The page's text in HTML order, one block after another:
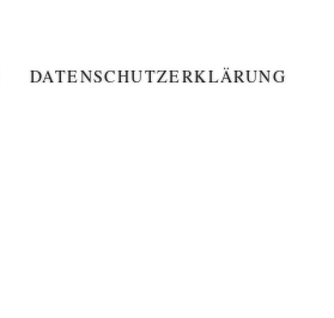
DATENSCHUTZERKLÄRUNG